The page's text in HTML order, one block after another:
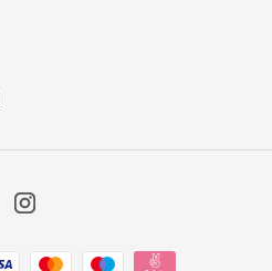
Zahlungsarten